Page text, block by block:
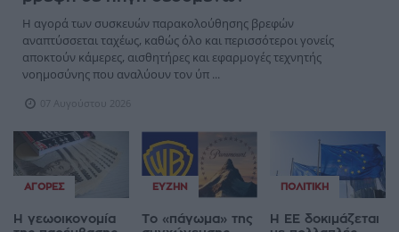
βρέφη σε πηγή δεδομένων
Η αγορά των συσκευών παρακολούθησης βρεφών
αναπτύσσεται ταχέως, καθώς όλο και περισσότεροι γονείς
αποκτούν κάμερες, αισθητήρες και εφαρμογές τεχνητής
νοημοσύνης που αναλύουν τον ύπ ...